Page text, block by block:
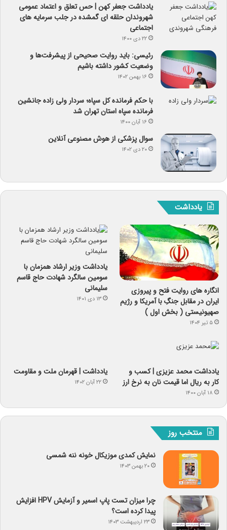
یادداشت جعفر کهن | حس تعلق و اعتماد عمومی
شهروندان حلقه ای گمشده در جلب سرمایه های
اجتماعی
۲۲ دی ۱۴۰۰
رئیسی: باید روایت صحیحی از پیشرفت‌ها و
وضعیت کشور داشته باشیم
۱۶ بهمن ۱۴۰۲
با حکم فرمانده کل سپاه؛ سردار ولی زاده جانشین
فرمانده سپاه استان تهران شد
۱۶ آبان ۱۴۰۰
سوال پزشکی از هوش مصنوعی آنلاین
۲۰ دی ۱۴۰۲
یادداشت
انگاره های روایت فتح و پیروزی
ایران در مقابل جنگِ با آمریکا و رژیم
صهیونیستی ( بخش اول )
۵ تیر ۱۴۰۴
یادداشت وزیر ارشاد همزمان با
سومین سالگرد شهادت حاج قاسم
سلیمانی
۱۳ دی ۱۴۰۱
یادداشت‌ محمد عزیزی | کسب و
کار به ریال اما قیمت نان به نرخ ارز
۱۸ آبان ۱۴۰۰
یادداشت | قهرمان ملت و مقاومت
۲۲ آبان ۱۴۰۲
منتخب روز
نمایش کمدی موزیکال خونه ننه شمسی
۲۰ بهمن ۱۴۰۳
چرا میزان تست پاپ اسمیر و آزمایش HPV افزایش
پیدا کرده است؟
۲۳ اردیبهشت ۱۴۰۳